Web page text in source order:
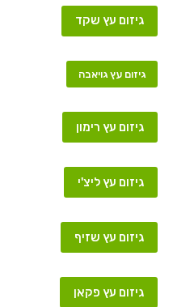
גיזום עץ שקד
גיזום עץ גויאבה
גיזום עץ רימון
גיזום עץ ליצ'י
גיזום עץ שזיף
גיזום עץ פקאן